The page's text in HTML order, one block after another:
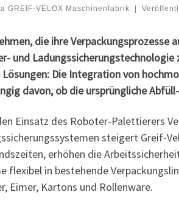
GREIF-VELOX Maschinenfabrik
die ihre
und
Die Integration von
davon, ob die ursprüngliche
Einsatz des Roboter-Palettierers
steigert Greif-
erhöhen die
flexibel in bestehende
Eimer, Kartons und Rollenware.